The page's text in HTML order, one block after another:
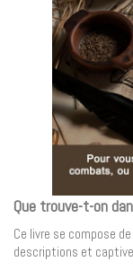
Que trouve-t-on
Ce livre se compose
descriptions et